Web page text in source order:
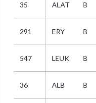
35 ALAT B
291 ERY B
547 LEUK B
36 ALB B